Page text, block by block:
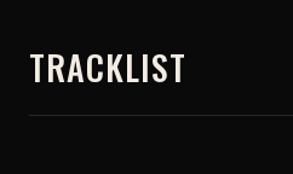
TRACKLIST